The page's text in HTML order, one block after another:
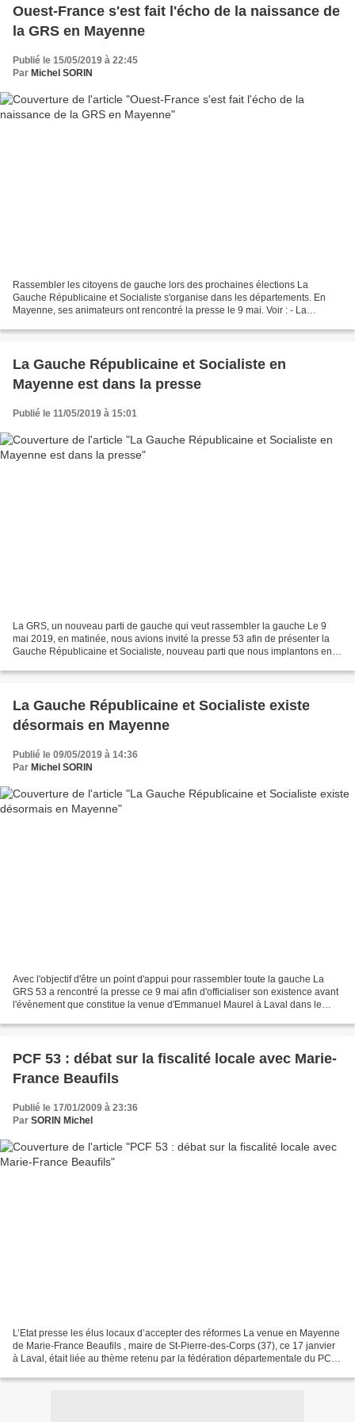
Ouest-France s'est fait l'écho de la naissance de
la GRS en Mayenne
Publié le 15/05/2019 à 22:45
Par Michel SORIN
Rassembler les citoyens de gauche lors des prochaines élections La
Gauche Républicaine et Socialiste s'organise dans les départements. En
Mayenne, ses animateurs ont rencontré la presse le 9 mai. Voir : - La
La Gauche Républicaine et Socialiste en
Mayenne est dans la presse
Publié le 11/05/2019 à 15:01
La GRS, un nouveau parti de gauche qui veut rassembler la gauche Le 9
mai 2019, en matinée, nous avions invité la presse 53 afin de présenter la
Gauche Républicaine et Socialiste, nouveau parti que nous implantons en
La Gauche Républicaine et Socialiste existe
désormais en Mayenne
Publié le 09/05/2019 à 14:36
Par Michel SORIN
Avec l'objectif d'être un point d'appui pour rassembler toute la gauche La
GRS 53 a rencontré la presse ce 9 mai afin d'officialiser son existence avant
l'évènement que constitue la venue d'Emmanuel Maurel à Laval dans le
PCF 53 : débat sur la fiscalité locale avec Marie-
France Beaufils
Publié le 17/01/2009 à 23:36
Par SORIN Michel
L’Etat presse les élus locaux d’accepter des réformes La venue en Mayenne
de Marie-France Beaufils , maire de St-Pierre-des-Corps (37), ce 17 janvier
à Laval, était liée au thème retenu par la fédération départementale du PCF